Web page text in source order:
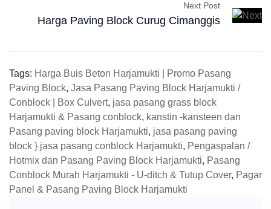
Next Post
Harga Paving Block Curug Cimanggis
Tags: Harga Buis Beton Harjamukti | Promo Pasang
Paving Block, Jasa Pasang Paving Block Harjamukti /
Conblock | Box Culvert, jasa pasang grass block
Harjamukti & Pasang conblock, kanstin -kansteen dan
Pasang paving block Harjamukti, jasa pasang paving
block } jasa pasang conblock Harjamukti, Pengaspalan /
Hotmix dan Pasang Paving Block Harjamukti, Pasang
Conblock Murah Harjamukti - U-ditch & Tutup Cover, Pagar
Panel & Pasang Paving Block Harjamukti